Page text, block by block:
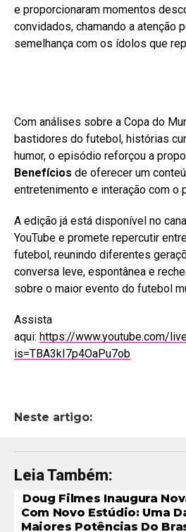
e proporcionaram momentos
convidados, chamando a atenção
semelhança com os ídolos que
Com análises sobre a Copa do
bastidores do futebol, histórias
humor, o episódio reforçou a
Benefícios de oferecer um
entretenimento e interação com o
A edição já está disponível no
YouTube e promete repercutir
futebol, reunindo diferentes
conversa leve, espontânea e
sobre o maior evento do futebol
Assista
aqui: https://www.youtube.com/
is=TBA3kI7p4OaPu7ob
Neste artigo:
Leia Também:
Doug Filmes Inaugura
Com Novo Estúdio: Uma
Maiores Potências Do